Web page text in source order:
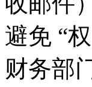
避免 “
财务部